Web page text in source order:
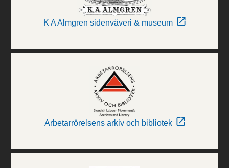
K A Almgren sidenväveri & museum
Arbetarrörelsens arkiv och bibliotek